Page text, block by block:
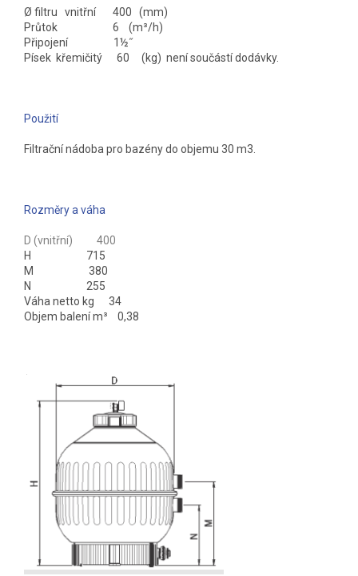
Ø filtru vnitřní 400 (mm)
Průtok 6 (m³/h)
Připojení 1½˝
Písek křemičitý 60 (kg) není součástí dodávky.
Použití
Filtrační nádoba pro bazény do objemu 30 m3.
Rozměry a váha
D (vnitřní) 400
H 715
M 380
N 255
Váha netto kg 34
Objem balení m³ 0,38